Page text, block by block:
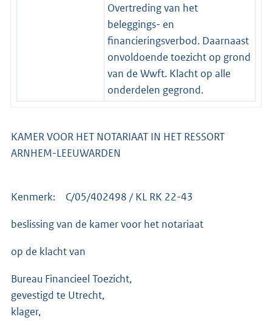
Overtreding van het
beleggings- en
financieringsverbod. Daarnaast
onvoldoende toezicht op grond
van de Wwft. Klacht op alle
onderdelen gegrond.
KAMER VOOR HET NOTARIAAT IN HET RESSORT
ARNHEM-LEEUWARDEN
Kenmerk: C/05/402498 / KL RK 22-43
beslissing van de kamer voor het notariaat
op de klacht van
Bureau Financieel Toezicht,
gevestigd te Utrecht,
klager,